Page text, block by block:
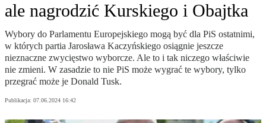
ale nagrodzić Kurskiego i Obajtka
Wybory do Parlamentu Europejskiego mogą być dla PiS ostatnimi,
w których partia Jarosława Kaczyńskiego osiągnie jeszcze
nieznaczne zwycięstwo wyborcze. Ale to i tak niczego właściwie
nie zmieni. W zasadzie to nie PiS może wygrać te wybory, tylko
przegrać może je Donald Tusk.
Publikacja: 07.06.2024 16:42